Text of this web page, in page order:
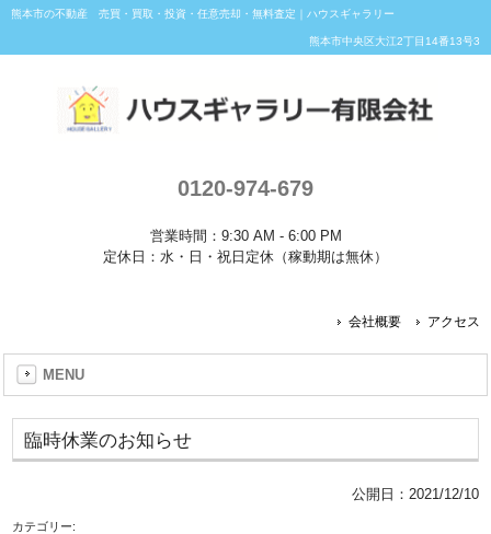
熊本市の不動産 売買・買取・投資・任意売却・無料査定｜ハウスギャラリー
熊本市中央区大江2丁目14番13号3
0120-974-679
営業時間：9:30 AM - 6:00 PM
定休日：水・日・祝日定休（稼動期は無休）
会社概要 アクセス
MENU
臨時休業のお知らせ
公開日： 2021/12/10
カテゴリー: